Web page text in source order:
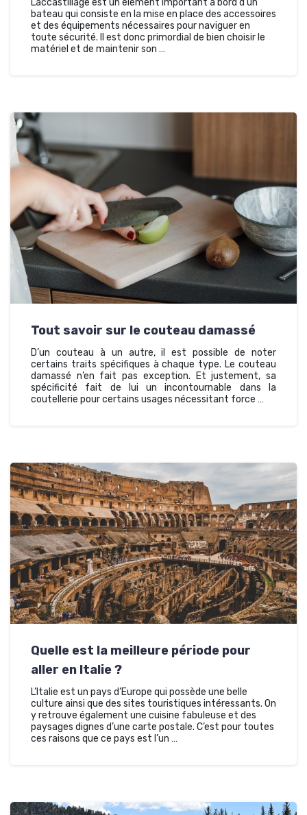
L’accastillage est un élément important à bord d’un
bateau qui consiste en la mise en place des accessoires
et des équipements nécessaires pour naviguer en
toute sécurité. Il est donc primordial de bien choisir le
matériel et de maintenir son …
Tout savoir sur le couteau damassé
D’un couteau à un autre, il est possible de noter
certains traits spécifiques à chaque type. Le couteau
damassé n’en fait pas exception. Et justement, sa
spécificité fait de lui un incontournable dans la
coutellerie pour certains usages nécessitant force …
Quelle est la meilleure période pour
aller en Italie ?
L’Italie est un pays d’Europe qui possède une belle
culture ainsi que des sites touristiques intéressants. On
y retrouve également une cuisine fabuleuse et des
paysages dignes d’une carte postale. C’est pour toutes
ces raisons que ce pays est l’un …